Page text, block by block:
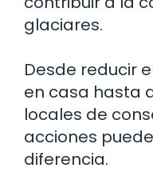
glaciares.
Desde reducir
en casa hasta
locales de
acciones
diferencia.